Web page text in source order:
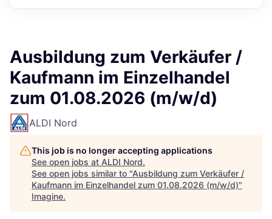
Ausbildung zum Verkäufer /
Kaufmann im Einzelhandel
zum 01.08.2026 (m/w/d)
ALDI Nord
This job is no longer accepting applications
See open jobs at ALDI Nord.
See open jobs similar to "Ausbildung zum Verkäufer /
Kaufmann im Einzelhandel zum 01.08.2026 (m/w/d)"
Imagine.